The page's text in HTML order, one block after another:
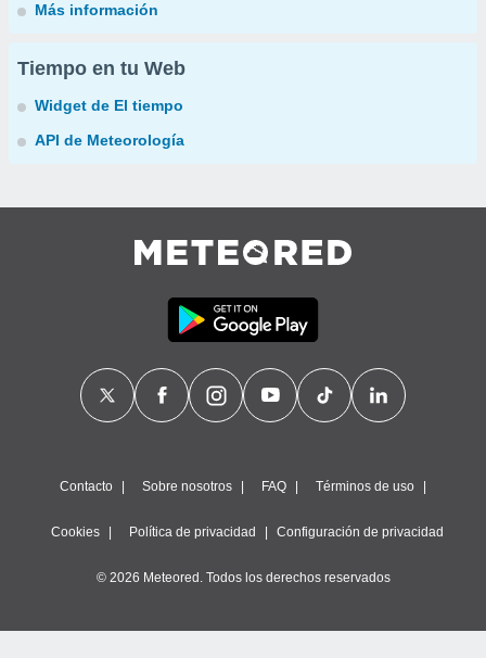
Más información
Tiempo en tu Web
Widget de El tiempo
API de Meteorología
Contacto Sobre nosotros FAQ Términos de uso
Cookies Política de privacidad Configuración de privacidad
© 2026 Meteored. Todos los derechos reservados